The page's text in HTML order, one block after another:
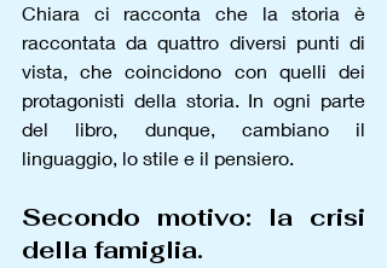
Chiara ci racconta che la storia è
raccontata da quattro diversi punti di
vista, che coincidono con quelli dei
protagonisti della storia. In ogni parte
del libro, dunque, cambiano il
linguaggio, lo stile e il pensiero.
Secondo motivo: la crisi
della famiglia.